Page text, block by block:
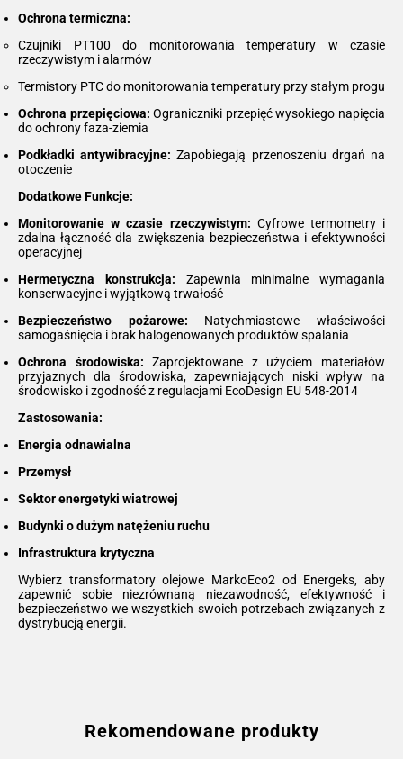
Ochrona termiczna:
Czujniki PT100 do monitorowania temperatury w czasie
rzeczywistym i alarmów
Termistory PTC do monitorowania temperatury przy stałym progu
Ochrona przepięciowa: Ograniczniki przepięć wysokiego napięcia
do ochrony faza-ziemia
Podkładki antywibracyjne: Zapobiegają przenoszeniu drgań na
otoczenie
Dodatkowe Funkcje:
Monitorowanie w czasie rzeczywistym: Cyfrowe termometry i
zdalna łączność dla zwiększenia bezpieczeństwa i efektywności
operacyjnej
Hermetyczna konstrukcja: Zapewnia minimalne wymagania
konserwacyjne i wyjątkową trwałość
Bezpieczeństwo pożarowe: Natychmiastowe właściwości
samogaśnięcia i brak halogenowanych produktów spalania
Ochrona środowiska: Zaprojektowane z użyciem materiałów
przyjaznych dla środowiska, zapewniających niski wpływ na
środowisko i zgodność z regulacjami EcoDesign EU 548-2014
Zastosowania:
Energia odnawialna
Przemysł
Sektor energetyki wiatrowej
Budynki o dużym natężeniu ruchu
Infrastruktura krytyczna
Wybierz transformatory olejowe MarkoEco2 od Energeks, aby
zapewnić sobie niezrównaną niezawodność, efektywność i
bezpieczeństwo we wszystkich swoich potrzebach związanych z
dystrybucją energii.
Rekomendowane produkty